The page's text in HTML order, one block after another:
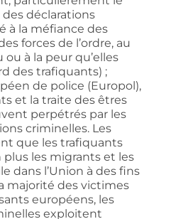
déclarations
à la méfiance des
forces de l’ordre, au
à la peur qu’elles
des trafiquants) ;
de police (Europol),
et la traite des êtres
perpétrés par les
criminelles. Les
que les trafiquants
les migrants et les
dans l’Union à des fins
majorité des victimes
européens, les
exploitent